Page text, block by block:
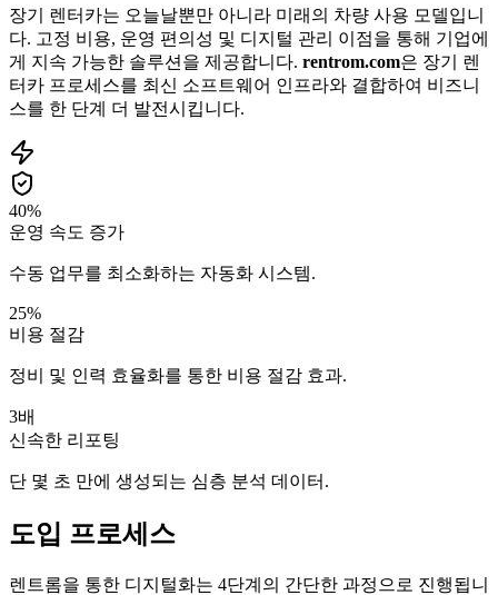
장기 렌터카는 오늘날뿐만 아니라 미래의 차량 사용 모델입니
다. 고정 비용, 운영 편의성 및 디지털 관리 이점을 통해 기업에
게 지속 가능한 솔루션을 제공합니다. rentrom.com은 장기 렌
터카 프로세스를 최신 소프트웨어 인프라와 결합하여 비즈니
스를 한 단계 더 발전시킵니다.
40%
운영 속도 증가
수동 업무를 최소화하는 자동화 시스템.
25%
비용 절감
정비 및 인력 효율화를 통한 비용 절감 효과.
3배
신속한 리포팅
단 몇 초 만에 생성되는 심층 분석 데이터.
도입 프로세스
렌트롬을 통한 디지털화는 4단계의 간단한 과정으로 진행됩니